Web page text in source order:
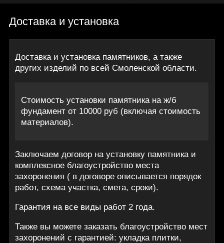
Доставка и установка
Доставка и установка памятников, а также
других изделий по всей Смоленской области.
Стоимость установки памятника на ж/б
фундамент от 10000 руб (включая стоимость
материалов).
Заключаем договор на установку памятника и
комплексное благоустройство места
захоронения ( в договоре описывается порядок
работ, схема участка, смета, сроки).
Гарантия на все виды работ 2 года.
Также вы можете заказать благоустройство мест
захоронений с гарантией: укладка плитки,